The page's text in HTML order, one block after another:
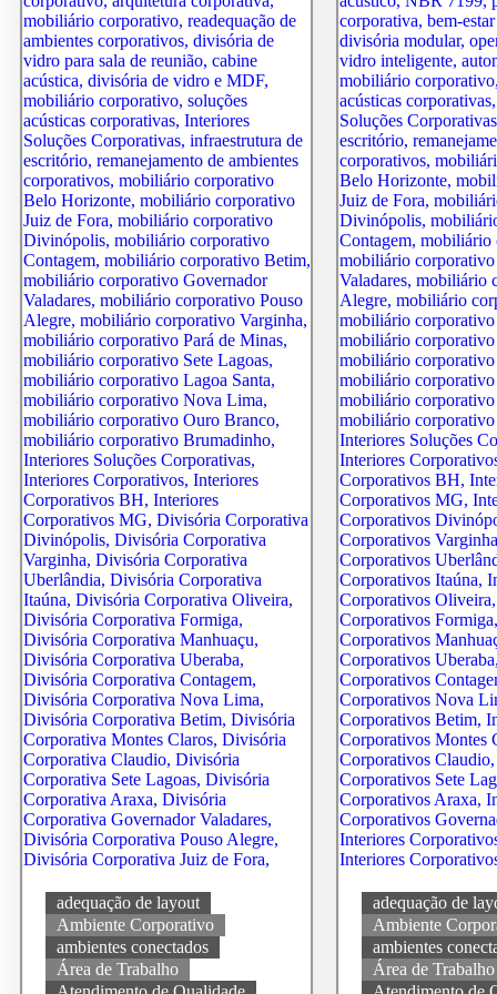
adequação de layout
Ambiente Corporativo
ambientes conectados
Área de Trabalho
adequação de
Ambiente
ambientes
Área de Trabalho